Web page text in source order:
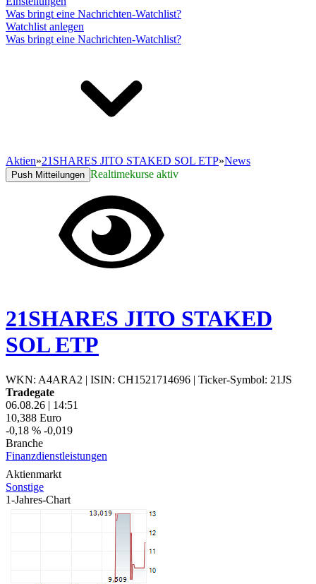
Was bringt eine Nachrichten-Watchlist?
Watchlist anlegen
Was bringt eine Nachrichten-Watchlist?
Aktien»21SHARES JITO STAKED SOL ETP»News
Push Mitteilungen Realtimekurse aktiv
21SHARES JITO STAKED
SOL ETP
WKN: A4ARA2 | ISIN: CH1521714696 | Ticker-Symbol: 21JS
Tradegate
06.08.26 | 14:51
10,388 Euro
-0,18 % -0,019
Branche
Finanzdienstleistungen
Aktienmarkt
Sonstige
1-Jahres-Chart